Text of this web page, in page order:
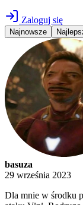
Zaloguj się
Najnowsze
basuza
29 września 2023
Dla mnie w środku